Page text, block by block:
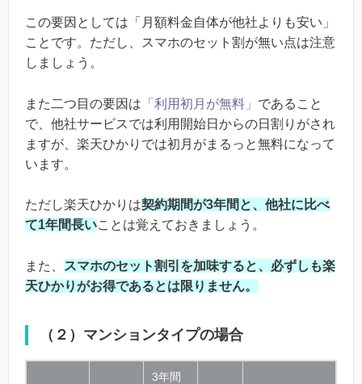
この要因としては「月額料金自体が他社よりも安い」
ことです。ただし、スマホのセット割が無い点は注意
しましょう。
また二つ目の要因は 「利用初月が無料」 であること
で、他社サービスでは利用開始日からの日割りがされ
ますが、楽天ひかりでは初月がまるっと無料になって
います。
ただし楽天ひかりは契約期間が3年間と、他社に比べ
て1年間長いことは覚えておきましょう。
また、
スマホのセット割引を加味すると、必ずしも楽
天ひかりがお得であるとは限りません。
（２）マンションタイプの場合
3年間